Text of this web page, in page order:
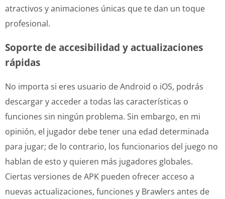
atractivos y animaciones únicas que te dan un toque
profesional.
Soporte de accesibilidad y actualizaciones
rápidas
No importa si eres usuario de Android o iOS, podrás
descargar y acceder a todas las características o
funciones sin ningún problema. Sin embargo, en mi
opinión, el jugador debe tener una edad determinada
para jugar; de lo contrario, los funcionarios del juego no
hablan de esto y quieren más jugadores globales.
Ciertas versiones de APK pueden ofrecer acceso a
nuevas actualizaciones, funciones y Brawlers antes de